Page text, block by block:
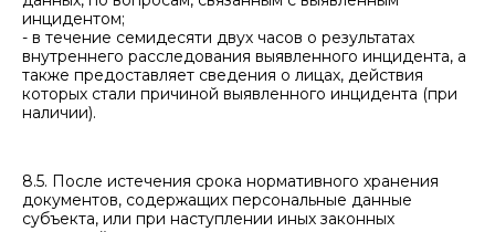
инцидентом;
- в течение семидесяти двух часов о результатах
внутреннего расследования выявленного инцидента, а
также предоставляет сведения о лицах, действия
которых стали причиной выявленного инцидента (при
наличии).
8.5. После истечения срока нормативного хранения
документов, содержащих персональные данные
субъекта, или при наступлении иных законных